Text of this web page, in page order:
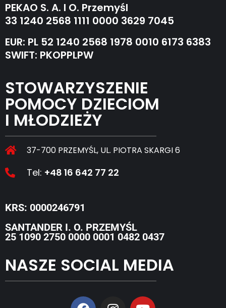
PEKAO S. A. I O. Przemyśl
33 1240 2568 1111 0000 3629 7045
EUR: PL 52 1240 2568 1978 0010 6173 6383
SWIFT: PKOPPLPW
STOWARZYSZENIE
POMOCY DZIECIOM
I MŁODZIEŻY
37-700 PRZEMYŚL, UL. PIOTRA SKARGI 6
Tel: +48 16 642 77 22
KRS: 0000246791
SANTANDER I. O. PRZEMYŚL
25 1090 2750 0000 0001 0482 0437
NASZE SOCIAL MEDIA